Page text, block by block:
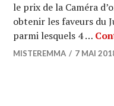
le prix de la Caméra
obtenir les faveurs du
parmi lesquels 4 …
MISTEREMMA 7 MAI